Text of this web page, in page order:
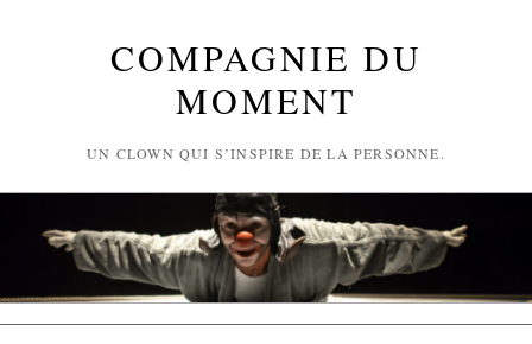
COMPAGNIE DU
MOMENT
UN CLOWN QUI S’INSPIRE DE LA PERSONNE.